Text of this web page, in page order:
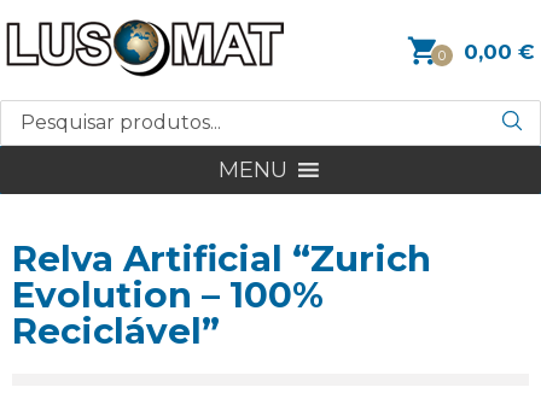
0 0,00 €
MENU
Relva Artificial “Zurich
Evolution – 100%
Reciclável”